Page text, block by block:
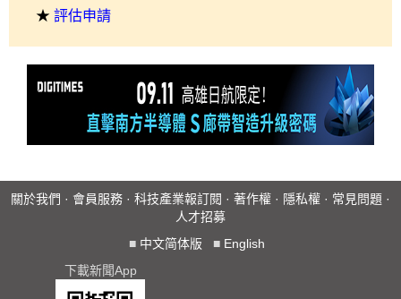
★ 評估申請
關於我們 · 會員服務 · 科技產業報訂閱 · 著作權 · 隱私權 · 常見問題 ·
人才招募
■ 中文简体版 ■ English
下載新聞App